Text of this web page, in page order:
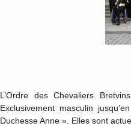
L’Ordre des Chevaliers
Exclusivement masculin
Duchesse Anne ». Elles sont